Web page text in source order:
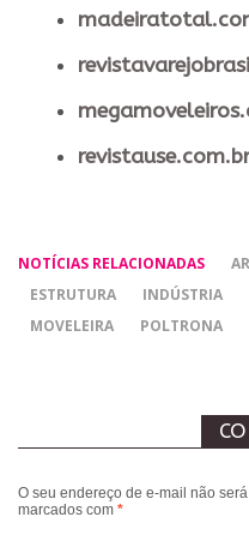
NOTÍCIAS RELACIONADAS
ESTRUTURA
INDÚSTRIA
MOVELEIRA
POLTRONA
O seu endereço de e-mail não
marcados com *